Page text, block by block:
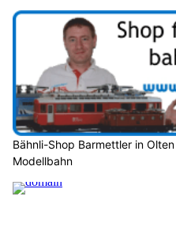
Bähnli-Shop Barmettler in
Modellbahn